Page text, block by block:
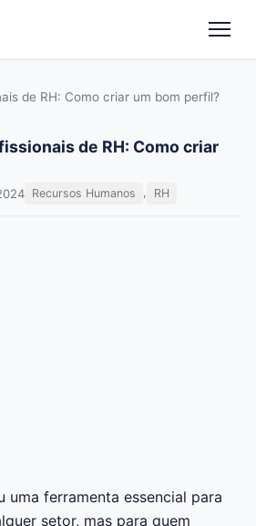
de RH: Como criar um bom perfil?
de RH: Como criar
Recursos Humanos , RH
uma ferramenta essencial para
setor, mas para quem